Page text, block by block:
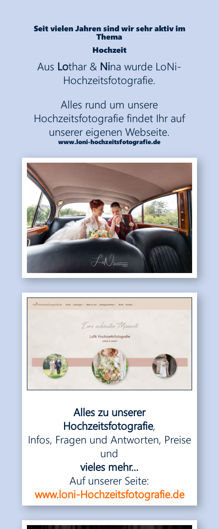
Seit vielen Jahren sind wir sehr aktiv im
Thema
Hochzeit
Aus Lothar & Nina wurde LoNi-
Hochzeitsfotografie.
Alles rund um unsere
Hochzeitsfotografie findet Ihr auf
unserer eigenen Webseite.
www.loni-hochzeitsfotografie.de
Alles zu unserer
Hochzeitsfotografie,
Infos, Fragen und Antworten, Preise
und
vieles mehr...
Auf unserer Seite:
www.loni-Hochzeitsfotografie.de